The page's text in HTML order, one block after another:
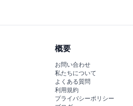
概要
お問い合わせ
私たちについて
よくある質問
利用規約
プライバシーポリシー